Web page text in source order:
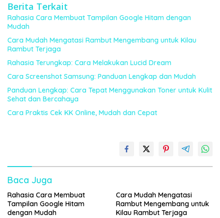
Berita Terkait
Rahasia Cara Membuat Tampilan Google Hitam dengan
Mudah
Cara Mudah Mengatasi Rambut Mengembang untuk Kilau
Rambut Terjaga
Rahasia Terungkap: Cara Melakukan Lucid Dream
Cara Screenshot Samsung: Panduan Lengkap dan Mudah
Panduan Lengkap: Cara Tepat Menggunakan Toner untuk Kulit
Sehat dan Bercahaya
Cara Praktis Cek KK Online, Mudah dan Cepat
Baca Juga
Rahasia Cara Membuat
Tampilan Google Hitam
dengan Mudah
Cara Mudah Mengatasi
Rambut Mengembang untuk
Kilau Rambut Terjaga